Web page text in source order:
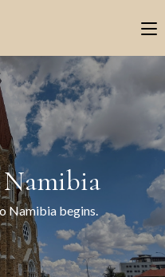
Namibia begins.